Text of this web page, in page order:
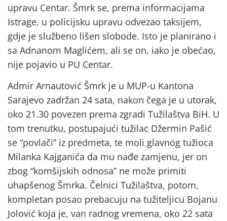
upravu Centar. Šmrk se, prema informacijama
Istrage, u policijsku upravu odvezao taksijem,
gdje je službeno lišen slobode. Isto je planirano i
sa Adnanom Maglićem, ali se on, iako je obećao,
nije pojavio u PU Centar.
Admir Arnautović Šmrk je u MUP-u Kantona
Sarajevo zadržan 24 sata, nakon čega je u utorak,
oko 21.30 povezen prema zgradi Tužilaštva BiH. U
tom trenutku, postupajući tužilac Džermin Pašić
se “povlači” iz predmeta, te moli glavnog tužioca
Milanka Kajganića da mu nađe zamjenu, jer on
zbog “komšijskih odnosa” ne može primiti
uhapšenog Šmrka. Čelnici Tužilaštva, potom,
kompletan posao prebacuju na tužiteljicu Bojanu
Jolović koja je, van radnog vremena, oko 22 sata